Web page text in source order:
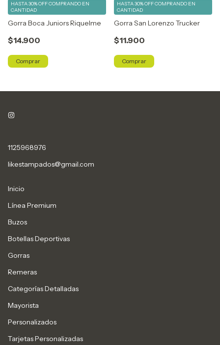
Gorra Boca Juniors Riquelme
$14.900
HASTA 30% OFFCOMPRANDO EN
CANTIDAD
Comprar
Gorra San Lorenzo Trucker
$11.900
HASTA 30% OFFCOMPRANDO EN
CANTIDAD
Comprar
1125968976
likestampados@gmail.com
Inicio
Línea Premium
Buzos
Botellas Deportivas
Gorras
Remeras
Categorías Detalladas
Mayorista
Personalizados
Tarjetas Personalizadas